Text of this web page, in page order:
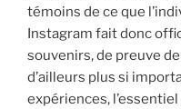
témoins de ce que
Instagram fait donc
souvenirs, de preuve de
d’ailleurs plus si
expériences,